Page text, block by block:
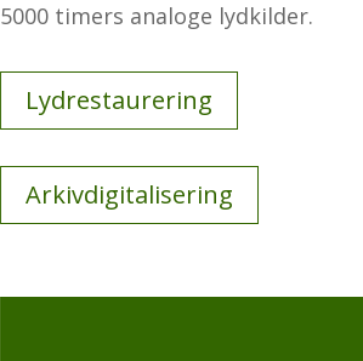
5000 timers analoge lydkilder.
Lydrestaurering
Arkivdigitalisering